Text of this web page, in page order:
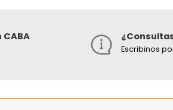
CABA
Escribinos